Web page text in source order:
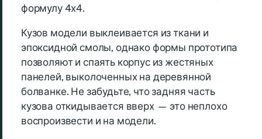
формулу 4х4.
Кузов модели выклеивается из ткани и
эпоксидной смолы, однако формы прототипа
позволяют и спаять корпус из жестяных
панелей, выколоченных на деревянной
болванке. Не забудьте, что задняя часть
кузова откидывается вверх — это неплохо
воспроизвести и на модели.